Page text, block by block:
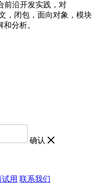
前沿开发实践，对
，闭包，面向对象，模块
分析。
确认
用 联系我们